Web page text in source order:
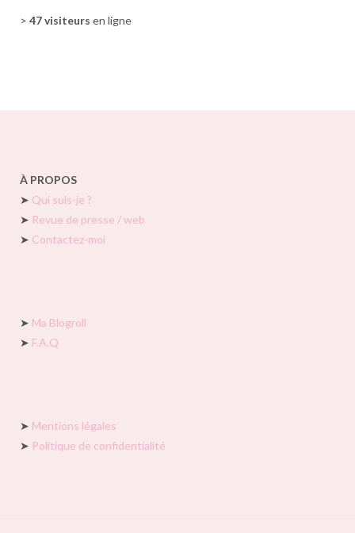
> 47 visiteurs en ligne
À PROPOS
➤ Qui suis-je ?
➤ Revue de presse / web
➤ Contactez-moi
➤ Ma Blogroll
➤ F.A.Q
➤ Mentions légales
➤ Politique de confidentialité